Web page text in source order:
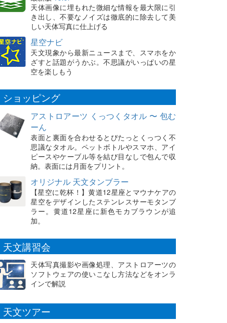
天体画像に埋もれた微細な情報を最大限に引
き出し、不要なノイズは徹底的に除去して美
しい天体写真に仕上げる
星空ナビ
天文現象から最新ニュースまで、スマホをか
ざすと話題がうかぶ。不思議がいっぱいの星
空を楽しもう
ショッピング
アストロアーツ くっつくタオル 〜 包む
ーん
表面と裏面を合わせるとぴたっとくっつく不
思議なタオル。ペットボトルやスマホ、アイ
ピースやケーブル等を結び目なしで包んで収
納。表面には月面をプリント。
オリジナル 天文タンブラー
【星空に乾杯！】黄道12星座とマウナケアの
星空をデザインしたステンレスサーモタンブ
ラー。黄道12星座に新色モカブラウンが追
加。
天文講習会
天体写真撮影や画像処理、アストロアーツの
ソフトウェアの使いこなし方法などをオンラ
インで解説
天文ツアー